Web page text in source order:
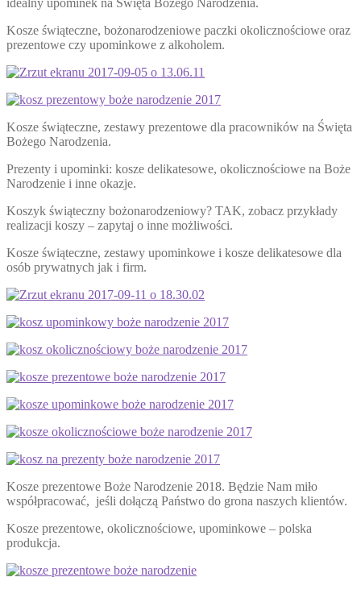
Kosze świąteczne, bożonarodzeniowe paczki okolicznościowe oraz
prezentowe czy upominkowe z alkoholem.
Kosze świąteczne, zestawy prezentowe dla pracowników na Święta
Bożego Narodzenia.
Prezenty i upominki: kosze delikatesowe, okolicznościowe na Boże
Narodzenie i inne okazje.
Koszyk świąteczny bożonarodzeniowy? TAK, zobacz przykłady
realizacji koszy – zapytaj o inne możliwości.
Kosze świąteczne, zestawy upominkowe i kosze delikatesowe dla
osób prywatnych jak i firm.
Kosze prezentowe Boże Narodzenie 2018. Będzie Nam miło
współpracować, jeśli dołączą Państwo do grona naszych klientów.
Kosze prezentowe, okolicznościowe, upominkowe – polska
produkcja.